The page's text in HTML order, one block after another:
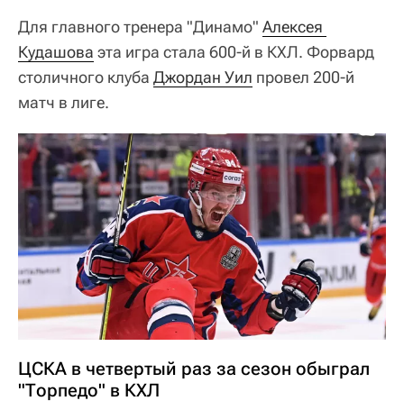
Для главного тренера "Динамо" Алексея
Кудашова эта игра стала 600-й в КХЛ. Форвард
столичного клуба Джордан Уил провел 200-й
матч в лиге.
ЦСКА в четвертый раз за сезон обыграл
"Торпедо" в КХЛ